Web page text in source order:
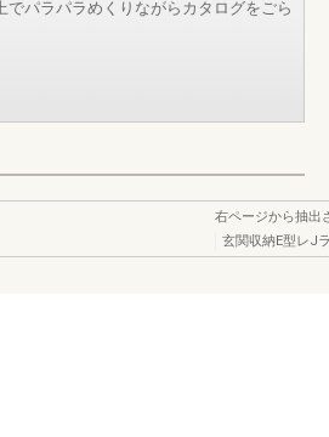
でパラパラめくりながらカタログをごら
右ページから抽出
玄関収納E型レJ